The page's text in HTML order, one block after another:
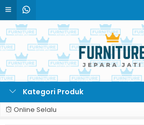
Kategori Produk
Online Selalu